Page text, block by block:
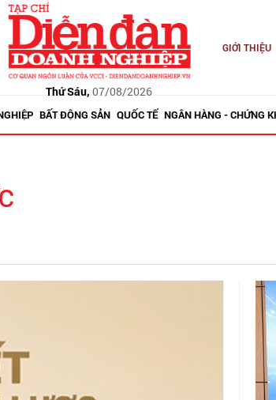
Thứ Sáu, 07/08/2026
GIỚI THIỆU
BẤT ĐỘNG SẢN QUỐC TẾ NGÂN HÀNG - CHỨNG